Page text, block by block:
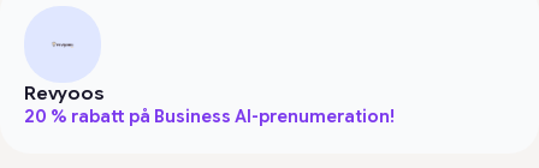
Revyoos
20 % rabatt på Business AI-prenumeration!